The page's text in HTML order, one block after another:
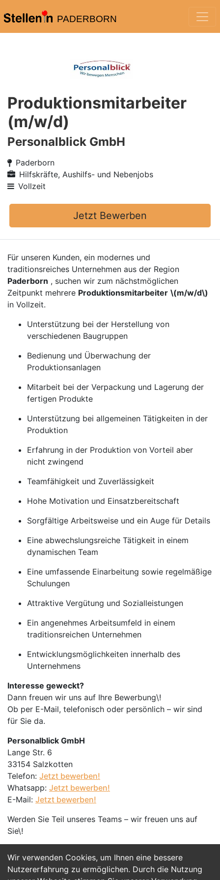
PADERBORN
Wir verwenden Cookies, um Ihnen eine bessere
Nutzererfahrung zu ermöglichen. Durch die Nutzung
Produktionsmitarbeiter
(m/w/d)
Personalblick GmbH
Paderborn
Hilfskräfte, Aushilfs- und Nebenjobs
Vollzeit
Jetzt Bewerben
Für unseren Kunden, ein modernes und
traditionsreiches Unternehmen aus der Region
Paderborn , suchen wir zum nächstmöglichen
Zeitpunkt mehrere Produktionsmitarbeiter \(m/w/d\)
in Vollzeit.
Unterstützung bei der Herstellung von
verschiedenen Baugruppen
Bedienung und Überwachung der
Produktionsanlagen
Mitarbeit bei der Verpackung und Lagerung der
fertigen Produkte
Unterstützung bei allgemeinen Tätigkeiten in der
Produktion
Erfahrung in der Produktion von Vorteil aber
nicht zwingend
Teamfähigkeit und Zuverlässigkeit
Hohe Motivation und Einsatzbereitschaft
Sorgfältige Arbeitsweise und ein Auge für Details
Eine abwechslungsreiche Tätigkeit in einem
dynamischen Team
Eine umfassende Einarbeitung sowie regelmäßige
Schulungen
Attraktive Vergütung und Sozialleistungen
Ein angenehmes Arbeitsumfeld in einem
traditionsreichen Unternehmen
Entwicklungsmöglichkeiten innerhalb des
Unternehmens
Interesse geweckt?
Dann freuen wir uns auf Ihre Bewerbung\!
Ob per E-Mail, telefonisch oder persönlich – wir sind
für Sie da.
Personalblick GmbH
Lange Str. 6
33154 Salzkotten
Telefon: Jetzt bewerben!
Whatsapp: Jetzt bewerben!
E-Mail: Jetzt bewerben!
Werden Sie Teil unseres Teams – wir freuen uns auf
Sie\!
Jetzt Bewerben